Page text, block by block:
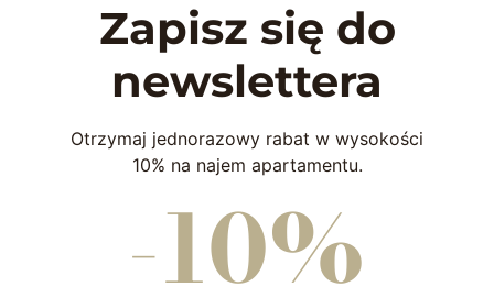
Zapisz się do
newslettera
Otrzymaj jednorazowy rabat w wysokości
10% na najem apartamentu.
-10%